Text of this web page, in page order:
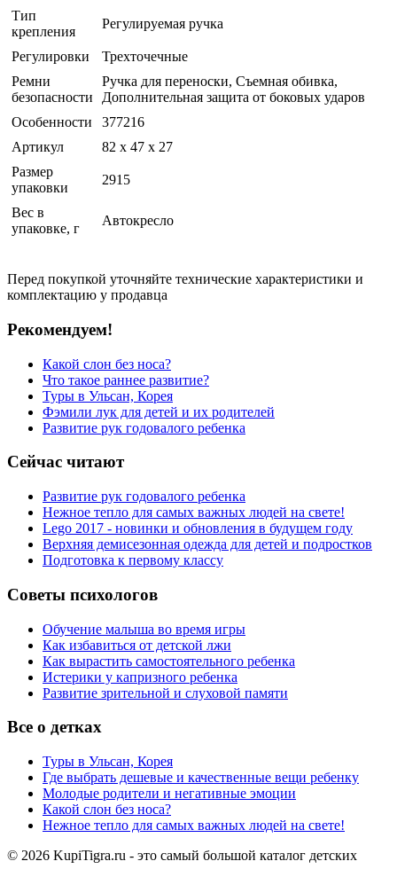
Тип
крепления
Регулируемая ручка
Регулировки
Трехточечные
Ремни
безопасности
Ручка для переноски, Съемная обивка,
Дополнительная защита от боковых ударов
Особенности
377216
Артикул
82 x 47 x 27
Размер
упаковки
2915
Вес в
упаковке, г
Автокресло
Перед покупкой уточняйте технические характеристики и
комплектацию у продавца
Рекомендуем!
Какой слон без носа?
Что такое раннее развитие?
Туры в Ульсан, Корея
Фэмили лук для детей и их родителей
Развитие рук годовалого ребенка
Сейчас читают
Развитие рук годовалого ребенка
Нежное тепло для самых важных людей на свете!
Lego 2017 - новинки и обновления в будущем году
Верхняя демисезонная одежда для детей и подростков
Подготовка к первому классу
Советы психологов
Обучение малыша во время игры
Как избавиться от детской лжи
Как вырастить самостоятельного ребенка
Истерики у капризного ребенка
Развитие зрительной и слуховой памяти
Все о детках
Туры в Ульсан, Корея
Где выбрать дешевые и качественные вещи ребенку
Молодые родители и негативные эмоции
Какой слон без носа?
Нежное тепло для самых важных людей на свете!
© 2026 KupiTigra.ru - это самый большой каталог детских